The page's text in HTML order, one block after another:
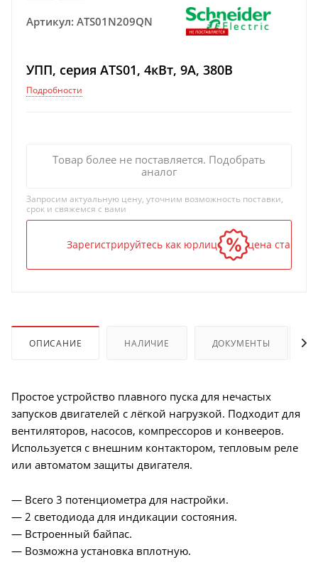
Артикул: ATS01N209QN
УПП, серия ATS01, 4кВт, 9А, 380В
Подробности
Товар более не поставляется. Подобрать
аналог
Запросим актуальную цену, уточним возможность поставки,
срок и свяжемся с вами
Зарегистрируйтесь как юрлицо — и цена станет
ОПИСАНИЕ НАЛИЧИЕ ДОКУМЕНТЫ
Простое устройство плавного пуска для нечастых
запусков двигателей с лёгкой нагрузкой. Подходит для
вентиляторов, насосов, компрессоров и конвееров.
Используется с внешним контактором, тепловым реле
или автоматом защиты двигателя.
— Всего 3 потенциометра для настройки.
— 2 светодиода для индикации состояния.
— Встроенный байпас.
— Возможна установка вплотную.